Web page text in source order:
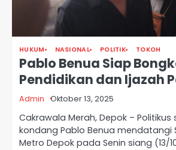
HUKUM NASIONAL POLITIK TOKOH
Pablo Benua Siap
Pendidikan dan Ijazah
Admin Oktober 13, 2025
Cakrawala Merah, Depok –
kondang Pablo Benua mendatangi
Metro Depok pada Senin siang (13/